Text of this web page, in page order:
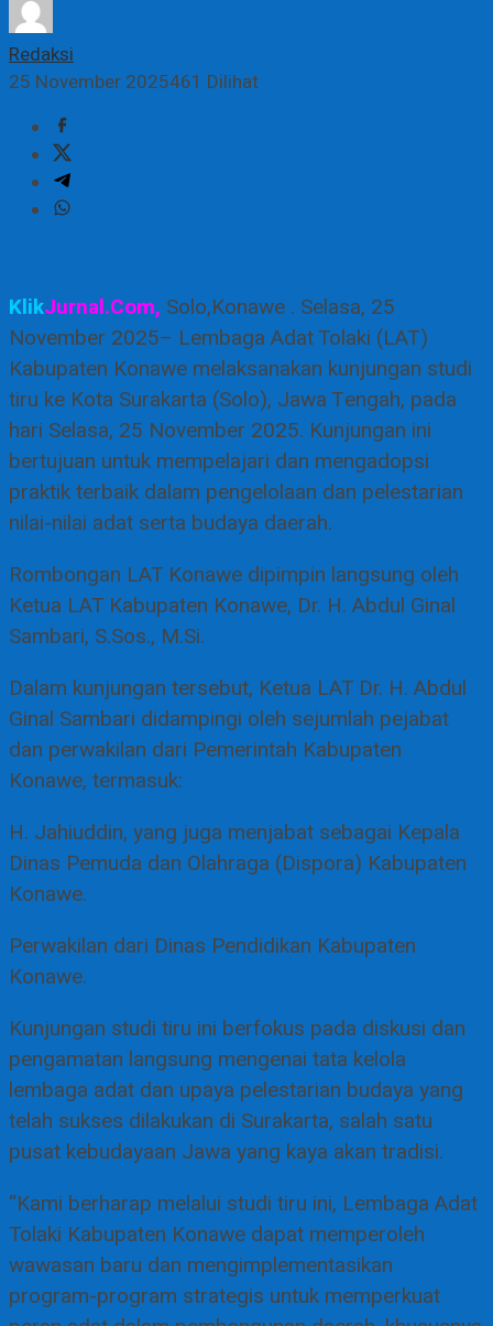
Redaksi
25 November 2025461 Dilihat
KlikJurnal.Com, Solo,Konawe . Selasa, 25
November 2025– Lembaga Adat Tolaki (LAT)
Kabupaten Konawe melaksanakan kunjungan studi
tiru ke Kota Surakarta (Solo), Jawa Tengah, pada
hari Selasa, 25 November 2025. Kunjungan ini
bertujuan untuk mempelajari dan mengadopsi
praktik terbaik dalam pengelolaan dan pelestarian
nilai-nilai adat serta budaya daerah.
Rombongan LAT Konawe dipimpin langsung oleh
Ketua LAT Kabupaten Konawe, Dr. H. Abdul Ginal
Sambari, S.Sos., M.Si.
Dalam kunjungan tersebut, Ketua LAT Dr. H. Abdul
Ginal Sambari didampingi oleh sejumlah pejabat
dan perwakilan dari Pemerintah Kabupaten
Konawe, termasuk:
H. Jahiuddin, yang juga menjabat sebagai Kepala
Dinas Pemuda dan Olahraga (Dispora) Kabupaten
Konawe.
Perwakilan dari Dinas Pendidikan Kabupaten
Konawe.
Kunjungan studi tiru ini berfokus pada diskusi dan
pengamatan langsung mengenai tata kelola
lembaga adat dan upaya pelestarian budaya yang
telah sukses dilakukan di Surakarta, salah satu
pusat kebudayaan Jawa yang kaya akan tradisi.
“Kami berharap melalui studi tiru ini, Lembaga Adat
Tolaki Kabupaten Konawe dapat memperoleh
wawasan baru dan mengimplementasikan
program-program strategis untuk memperkuat